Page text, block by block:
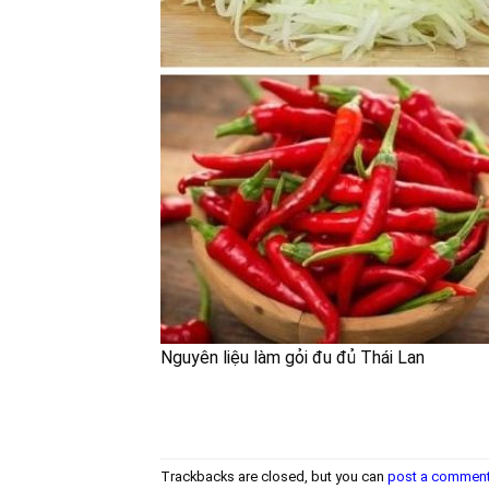
Nguyên liệu làm gỏi đu đủ Thái Lan
Trackbacks are closed, but you can post a